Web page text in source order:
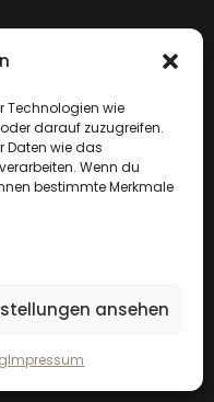
Technologien wie
darauf zuzugreifen.
Daten wie das
Wenn du
bestimmte Merkmale
ansehen
Impressumvorbehalten